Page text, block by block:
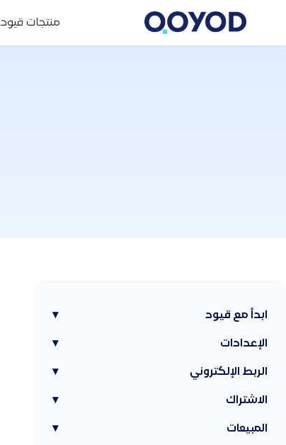
منتجات قيود
ابدأ مع قيود ▾
الإعدادات ▾
الربط الإلكتروني ▾
الاشتراك ▾
المبيعات ▾